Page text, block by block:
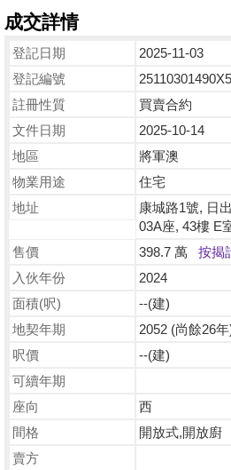
成交詳情
登記日期
2025-11-03
登記編號
註冊性質
買賣合約
文件日期
2025-10-14
地區
將軍澳
物業用途
住宅
地址
康城路1號, 日
03A座, 43樓 E
售價
398.7 萬 按揭
入伙年份
2024
面積(呎)
--(建)
地契年期
2052 (尚餘26年
呎價
--(建)
可續年期
座向
西
間格
開放式,開放廚
賣方